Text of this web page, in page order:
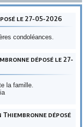
le 27-05-2026
condoléances.
déposé le 27-
la famille.
déposé